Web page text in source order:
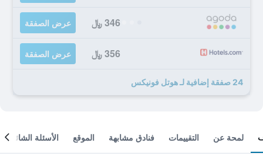
346 ﷼ عرض الصفقة
356 ﷼ عرض الصفقة
24 صفقة إضافية لـ هوتل فونيكس
لمحة عن التقييمات فنادق مشابهة الموقع الأسئلة الشائعة